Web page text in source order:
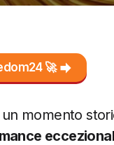
🚀
momento